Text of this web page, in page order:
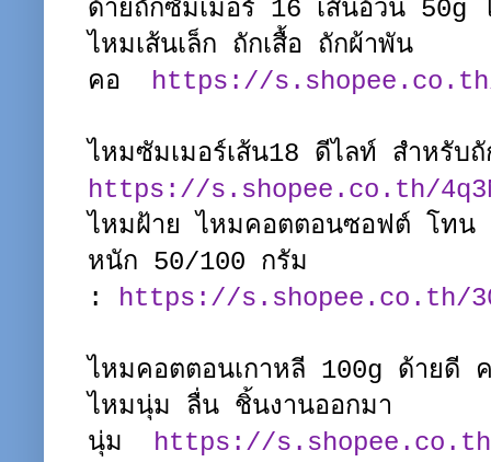
ด้ายถักซัมเมอร์ 16 เส้นอ้วน 50g
ไหมเส้นเล็ก ถักเสื้อ ถักผ้าพัน
คอ https://s.shopee.co.th/
ไหมซัมเมอร์เส้น18 ดีไลท์ สำหรั
https://s.shopee.co.th/
ไหมฝ้าย ไหมคอตตอนซอฟต์ โท
หนัก 50/100 กรัม
: https://s.shopee.co.th/
ไหมคอตตอนเกาหลี 100g ด้ายดี ค
ไหมนุ่ม ลื่น ชิ้นงานออกมา
นุ่ม https://s.shopee.co.th/